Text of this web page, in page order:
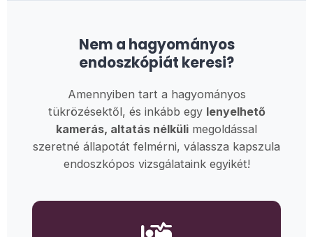
Nem a hagyományos
endoszkópiát keresi?
Amennyiben tart a hagyományos
tükrözésektől, és inkább egy lenyelhető
kamerás, altatás nélküli megoldással
szeretné állapotát felmérni, válassza kapszula
endoszkópos vizsgálataink egyikét!